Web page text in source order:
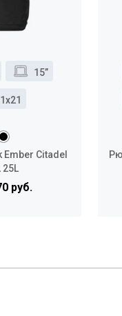
15”
Citadel
25L
руб.